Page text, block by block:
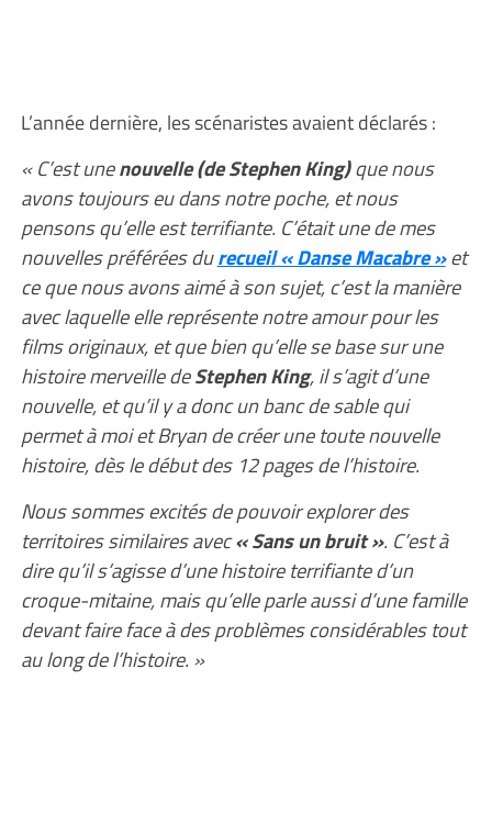
L’année dernière, les scénaristes avaient déclarés :
« C’est unenouvelle (de Stephen King)que nous
avons toujours eu dans notre poche, et nous
pensons qu’elle est terrifiante. C’était une de mes
nouvelles préférées durecueil « Danse Macabre »et
ce que nous avons aimé à son sujet, c’est la manière
avec laquelle elle représente notre amour pour les
films originaux, et que bien qu’elle se base sur une
histoire merveille deStephen King, il s’agit d’une
nouvelle, et qu’il y a donc un banc de sable qui
permet à moi et Bryan de créer une toute nouvelle
histoire, dès le début des 12 pages de l’histoire.
Nous sommes excités de pouvoir explorer des
territoires similaires avec« Sans un bruit ». C’est à
dire qu’il s’agisse d’une histoire terrifiante d’un
croque-mitaine, mais qu’elle parle aussi d’une famille
devant faire face à des problèmes considérables tout
au long de l’histoire. »